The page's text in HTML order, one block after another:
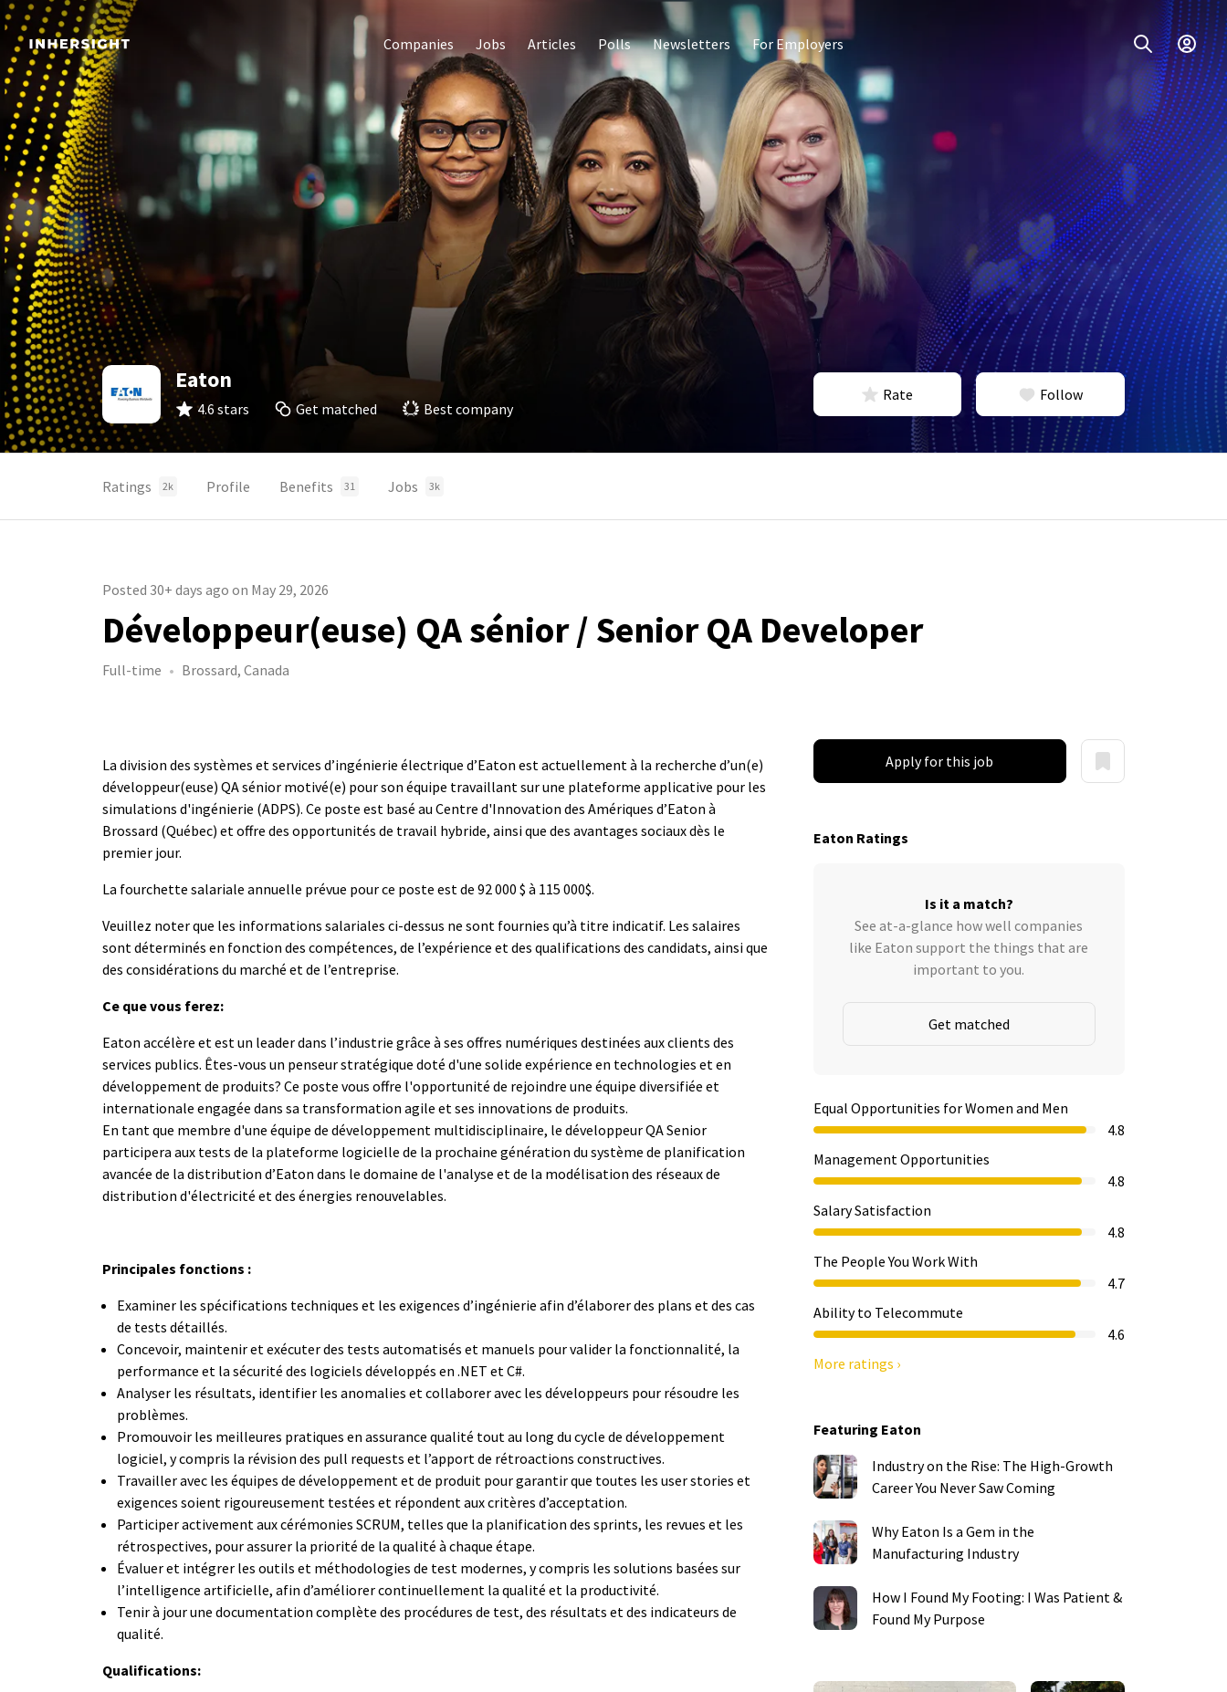
Companies Jobs Articles Polls Newsletters For Employers
Eaton
4.6 stars Get matched Best company
Rate Follow
Ratings 2k Profile Benefits 31 Jobs 3k
Posted 30+ days ago on May 29, 2026
Développeur(euse) QA sénior / Senior QA Developer
Full-time Brossard, Canada
Apply for this job
Eaton Ratings
Is it a match?
See at-a-glance how well companies
like Eaton support the things that are
important to you.
Get matched
Equal Opportunities for Women and Men
4.8
Management Opportunities
4.8
Salary Satisfaction
4.8
The People You Work With
4.7
Ability to Telecommute
4.6
More ratings ›
Featuring Eaton
Industry on the Rise: The High-Growth
Career You Never Saw Coming
Why Eaton Is a Gem in the
Manufacturing Industry
How I Found My Footing: I Was Patient &
Found My Purpose
La division des systèmes et services d’ingénierie électrique d’Eaton est actuellement à la recherche d’un(e)
développeur(euse) QA sénior motivé(e) pour son équipe travaillant sur une plateforme applicative pour les
simulations d'ingénierie (ADPS). Ce poste est basé au Centre d'Innovation des Amériques d’Eaton à
Brossard (Québec) et offre des opportunités de travail hybride, ainsi que des avantages sociaux dès le
premier jour.
La fourchette salariale annuelle prévue pour ce poste est de 92 000 $ à 115 000$.
Veuillez noter que les informations salariales ci-dessus ne sont fournies qu’à titre indicatif. Les salaires
sont déterminés en fonction des compétences, de l’expérience et des qualifications des candidats, ainsi que
des considérations du marché et de l’entreprise.
Ce que vous ferez:
Eaton accélère et est un leader dans l’industrie grâce à ses offres numériques destinées aux clients des
services publics. Êtes-vous un penseur stratégique doté d'une solide expérience en technologies et en
développement de produits? Ce poste vous offre l'opportunité de rejoindre une équipe diversifiée et
internationale engagée dans sa transformation agile et ses innovations de produits.
En tant que membre d'une équipe de développement multidisciplinaire, le développeur QA Senior
participera aux tests de la plateforme logicielle de la prochaine génération du système de planification
avancée de la distribution d’Eaton dans le domaine de l'analyse et de la modélisation des réseaux de
distribution d'électricité et des énergies renouvelables.
Principales fonctions :
Examiner les spécifications techniques et les exigences d’ingénierie afin d’élaborer des plans et des cas
de tests détaillés.
Concevoir, maintenir et exécuter des tests automatisés et manuels pour valider la fonctionnalité, la
performance et la sécurité des logiciels développés en .NET et C#.
Analyser les résultats, identifier les anomalies et collaborer avec les développeurs pour résoudre les
problèmes.
Promouvoir les meilleures pratiques en assurance qualité tout au long du cycle de développement
logiciel, y compris la révision des pull requests et l’apport de rétroactions constructives.
Travailler avec les équipes de développement et de produit pour garantir que toutes les user stories et
exigences soient rigoureusement testées et répondent aux critères d’acceptation.
Participer activement aux cérémonies SCRUM, telles que la planification des sprints, les revues et les
rétrospectives, pour assurer la priorité de la qualité à chaque étape.
Évaluer et intégrer les outils et méthodologies de test modernes, y compris les solutions basées sur
l’intelligence artificielle, afin d’améliorer continuellement la qualité et la productivité.
Tenir à jour une documentation complète des procédures de test, des résultats et des indicateurs de
qualité.
Qualifications: